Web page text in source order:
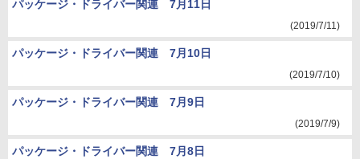
パッケージ・ドライバー関連 7月11日
(2019/7/11)
パッケージ・ドライバー関連 7月10日
(2019/7/10)
パッケージ・ドライバー関連 7月9日
(2019/7/9)
パッケージ・ドライバー関連 7月8日